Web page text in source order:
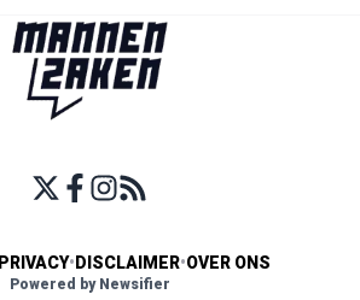
PRIVACY• DISCLAIMER•OVER ONS
Powered by Newsifier